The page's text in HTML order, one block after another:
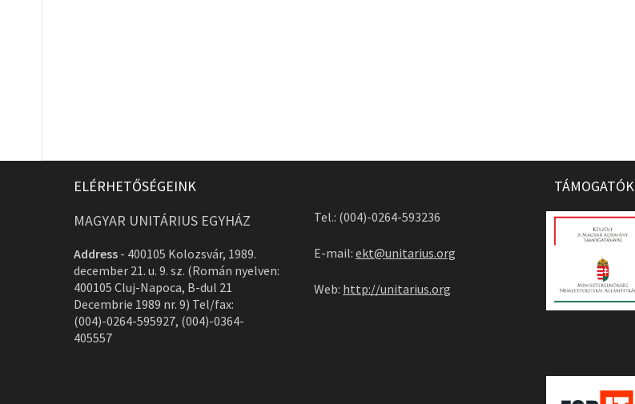
ELÉRHETŐSÉGEINK
MAGYAR UNITÁRIUS EGYHÁZ
Address - 400105 Kolozsvár, 1989.
december 21. u. 9. sz. (Román nyelven:
400105 Cluj-Napoca, B-dul 21
Decembrie 1989 nr. 9) Tel/fax:
(004)-0264-595927, (004)-0364-
405557
Tel.: (004)-0264-593236
E-mail: ekt@unitarius.org
Web: http://unitarius.org
TÁMOGATÓK